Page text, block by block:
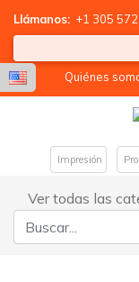
Llámanos: +1 305
Quiénes
Impresión
Ver todas las
Buscar: